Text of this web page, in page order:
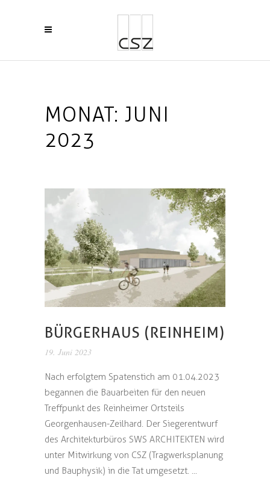
MONAT: JUNI
2023
BÜRGERHAUS (REINHEIM)
19. Juni 2023
Nach erfolgtem Spatenstich am 01.04.2023
begannen die Bauarbeiten für den neuen
Treffpunkt des Reinheimer Ortsteils
Georgenhausen-Zeilhard. Der Siegerentwurf
des Architekturbüros SWS ARCHITEKTEN wird
unter Mitwirkung von CSZ (Tragwerksplanung
und Bauphysik) in die Tat umgesetzt. ...